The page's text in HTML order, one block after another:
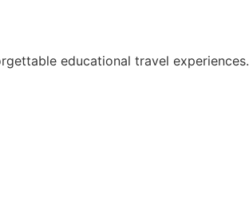
educational travel experiences.